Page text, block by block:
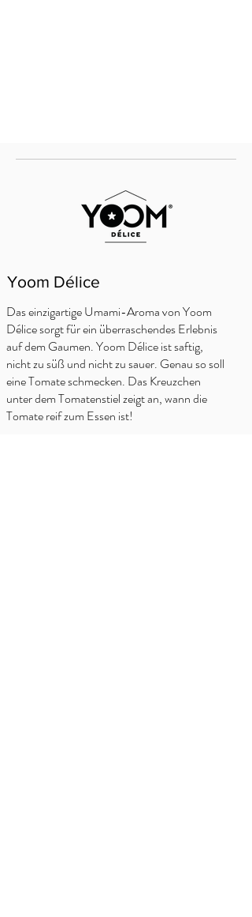
Yoom Délice
Das einzigartige Umami-Aroma von Yoom
Délice sorgt für ein überraschendes Erlebnis
auf dem Gaumen. Yoom Délice ist saftig,
nicht zu süß und nicht zu sauer. Genau so soll
eine Tomate schmecken. Das Kreuzchen
unter dem Tomatenstiel zeigt an, wann die
Tomate reif zum Essen ist!